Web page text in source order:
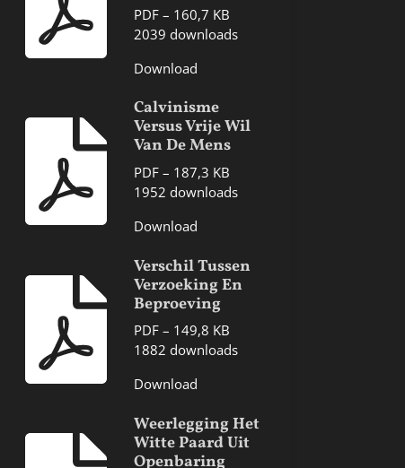
PDF – 160,7 KB
2039 downloads
Download
Calvinisme
Versus Vrije Wil
Van De Mens
PDF – 187,3 KB
1952 downloads
Download
Verschil Tussen
Verzoeking En
Beproeving
PDF – 149,8 KB
1882 downloads
Download
Weerlegging Het
Witte Paard Uit
Openbaring